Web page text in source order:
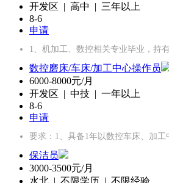
开发区 | 高中 | 三年以上
8-6
申请
1、机加工、数控相关专业毕业，持
数控磨床/车床/加工中心操作员
6000-8000元/月
开发区 | 中技 | 一年以上
8-6
申请
要求：1、具备1年以数控车床、加
保洁员
3000-3500元/月
水北 | 不限学历 | 不限经验